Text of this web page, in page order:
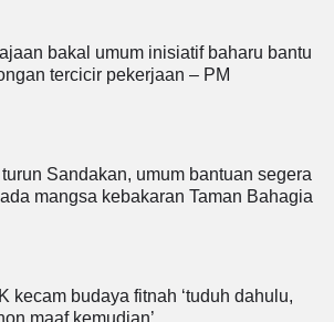
bakal umum inisiatif baharu bantu
tercicir pekerjaan – PM
turun Sandakan, umum bantuan segera
mangsa kebakaran Taman Bahagia
kecam budaya fitnah ‘tuduh dahulu,
maaf kemudian’